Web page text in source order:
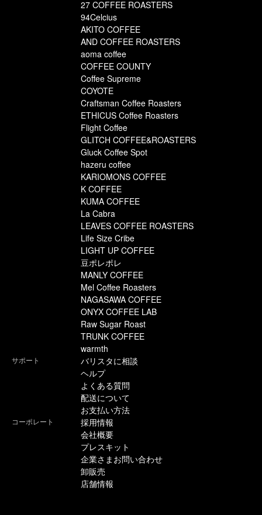
27 COFFEE ROASTERS
94Celcius
AKITO COFFEE
AND COFFEE ROASTERS
aoma coffee
COFFEE COUNTY
Coffee Supreme
COYOTE
Craftsman Coffee Roasters
ETHICUS Coffee Roasters
Flight Coffee
GLITCH COFFEE&ROASTERS
Gluck Coffee Spot
hazeru coffee
KARIOMONS COFFEE
K COFFEE
KUMA COFFEE
La Cabra
LEAVES COFFEE ROASTERS
Life Size Cribe
LIGHT UP COFFEE
豆ポレポレ
MANLY COFFEE
Mel Coffee Roasters
NAGASAWA COFFEE
ONYX COFFEE LAB
Raw Sugar Roast
TRUNK COFFEE
warmth
サポート
バリスタに相談
ヘルプ
よくある質問
配送について
お支払い方法
コーポレート
採用情報
会社概要
プレスキット
企業さまお問い合わせ
卸販売
店舗情報